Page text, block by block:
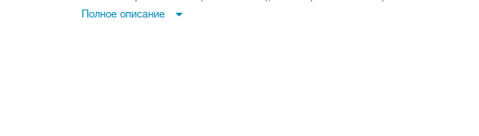
Диапазон воспроизводимых частот: 3800 - 23000 Гц
Полное описание